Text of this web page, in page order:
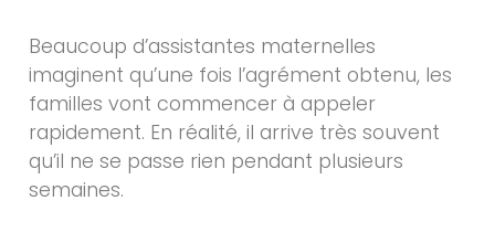
Beaucoup d’assistantes maternelles
imaginent qu’une fois l’agrément obtenu, les
familles vont commencer à appeler
rapidement. En réalité, il arrive très souvent
qu’il ne se passe rien pendant plusieurs
semaines.